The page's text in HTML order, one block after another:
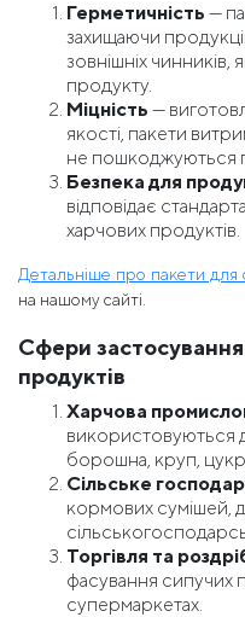
Герметичність —
захищаючи
зовнішніх чинників,
продукту.
Міцність —
якості, пакети
не пошкоджуються
Безпека для
відповідає
харчових продуктів.
Детальніше про пакети для
на нашому сайті.
Сфери
продуктів
Харчова
використовуються
борошна, круп,
Сільське
кормових сумішей,
Торгівля та
фасування сипучих
супермаркетах.